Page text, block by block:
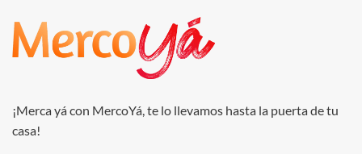
¡Merca yá con MercoYá, te lo llevamos hasta la puerta de tu
casa!